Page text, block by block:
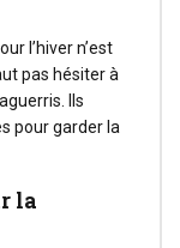
l’hiver n’est
pas hésiter à
Ils
pour garder la
la